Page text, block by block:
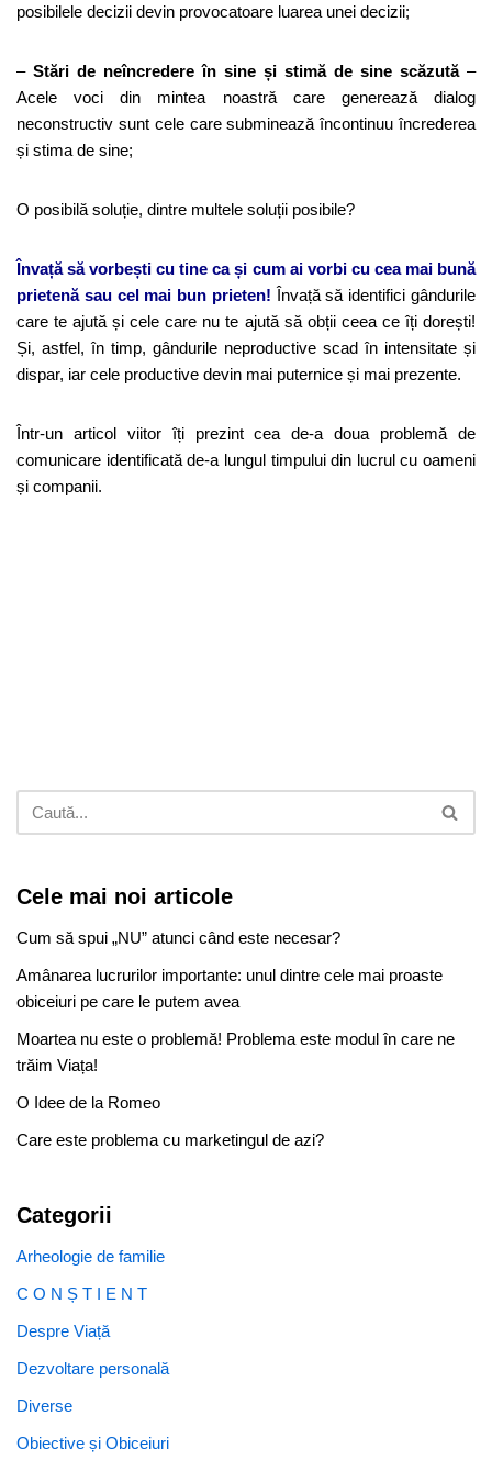
posibilele decizii devin provocatoare luarea unei decizii;
– Stări de neîncredere în sine și stimă de sine scăzută–
Acele voci din mintea noastră care generează dialog
neconstructiv sunt cele care subminează încontinuu încrederea
și stima de sine;
O posibilă soluție, dintre multele soluții posibile?
Învață să vorbești cu tine ca și cum ai vorbi cu cea mai bună
prietenă sau cel mai bun prieten! Învață să identifici gândurile
care te ajută și cele care nu te ajută să obții ceea ce îți dorești!
Și, astfel, în timp, gândurile neproductive scad în intensitate și
dispar, iar cele productive devin mai puternice și mai prezente.
Într-un articol viitor îți prezint cea de-a doua problemă de
comunicare identificată de-a lungul timpului din lucrul cu oameni
și companii.
Cele mai noi articole
Cum să spui „NU” atunci când este necesar?
Amânarea lucrurilor importante: unul dintre cele mai proaste
obiceiuri pe care le putem avea
Moartea nu este o problemă! Problema este modul în care ne
trăim Viața!
O Idee de la Romeo
Care este problema cu marketingul de azi?
Categorii
Arheologie de familie
C O N Ș T I E N T
Despre Viață
Dezvoltare personală
Diverse
Obiective și Obiceiuri